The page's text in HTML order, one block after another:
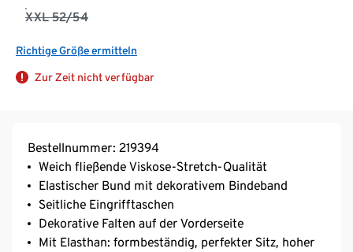
XXL 52/54
Richtige Größe ermitteln
Zur Zeit nicht verfügbar
Bestellnummer: 219394
Weich fließende Viskose-Stretch-Qualität
Elastischer Bund mit dekorativem Bindeband
Seitliche Eingrifftaschen
Dekorative Falten auf der Vorderseite
Mit Elasthan: formbeständig, perfekter Sitz, hoher